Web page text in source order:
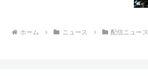
ホーム ニュース 配信ニュース